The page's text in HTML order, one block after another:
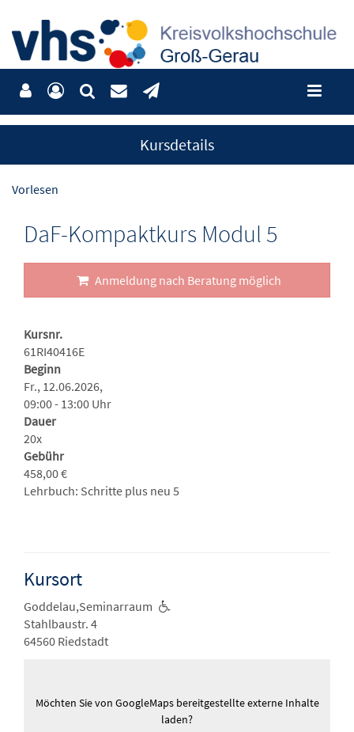
Kursdetails
Vorlesen
DaF-Kompaktkurs Modul 5
Anmeldung nach Beratung möglich
Kursnr.
61RI40416E
Beginn
Fr., 12.06.2026,
09:00 - 13:00 Uhr
Dauer
20x
Gebühr
458,00 €
Lehrbuch: Schritte plus neu 5
Kursort
Goddelau,Seminarraum
Stahlbaustr. 4
64560 Riedstadt
Möchten Sie von GoogleMapsbereitgestellte externe Inhalte
laden?